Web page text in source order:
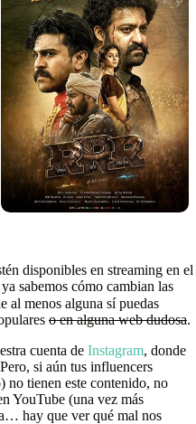
disponibles en streaming en el
sabemos cómo cambian las
al menos alguna sí puedas
o en alguna web dudosa.
cuenta de Instagram, donde
si aún tus influencers
no tienen este contenido, no
YouTube (una vez más
hay que ver qué mal nos